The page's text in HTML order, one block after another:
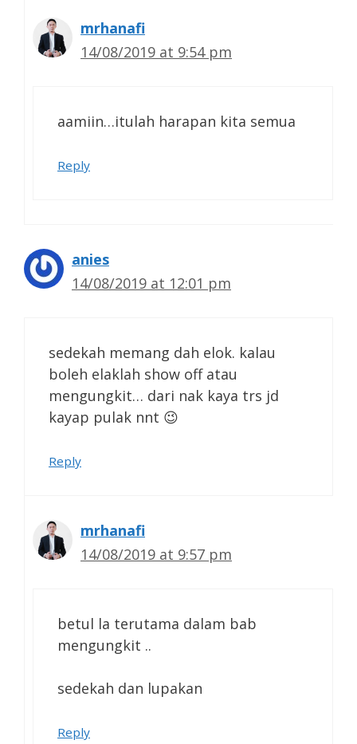
mrhanafi
14/08/2019 at 9:54 pm
aamiin…itulah harapan kita semua
Reply
anies
14/08/2019 at 12:01 pm
sedekah memang dah elok. kalau
boleh elaklah show off atau
mengungkit… dari nak kaya trs jd
kayap pulak nnt 😉
Reply
mrhanafi
14/08/2019 at 9:57 pm
betul la terutama dalam bab
mengungkit ..
sedekah dan lupakan
Reply